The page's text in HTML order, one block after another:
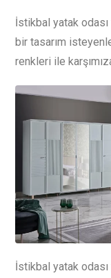
İstikbal yatak odası
bir tasarım
renkleri ile
İstikbal yatak